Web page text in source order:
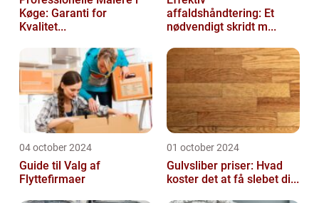
Køge: Garanti for
Kvalitet...
affaldshåndtering: Et
nødvendigt skridt m...
04 october 2024
Guide til Valg af
Flyttefirmaer
01 october 2024
Gulvsliber priser: Hvad
koster det at få slebet di...